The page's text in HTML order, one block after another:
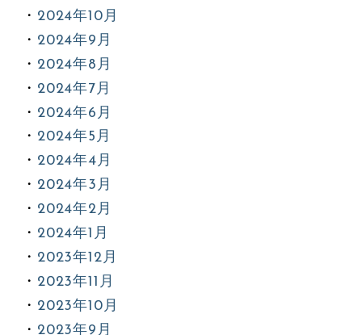
2024年10月
2024年9月
2024年8月
2024年7月
2024年6月
2024年5月
2024年4月
2024年3月
2024年2月
2024年1月
2023年12月
2023年11月
2023年10月
2023年9月